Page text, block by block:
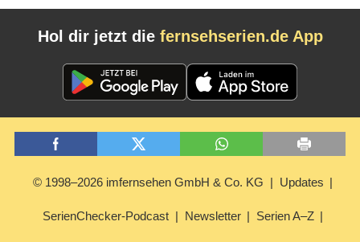
Hol dir jetzt die fernsehserien.de App
© 1998–2026 imfernsehen GmbH & Co. KG Updates
SerienChecker-Podcast Newsletter Serien A–Z